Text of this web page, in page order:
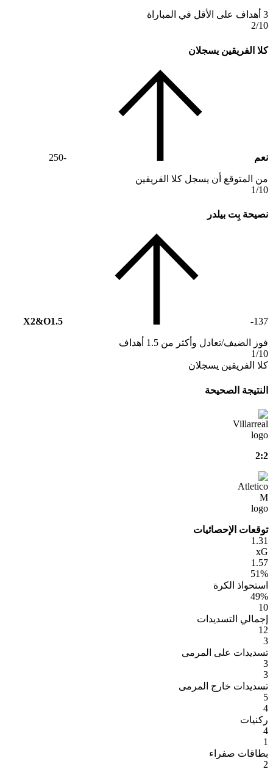
3 أهداف على الأقل في المباراة
2/10
كلا الفريقين يسجلان
نعم -250
من المتوقع أن يسجل كلا الفريقين
1/10
نصيحة بِت بيلدر
X2&O1.5 -137
فوز الضيف/تعادل وأكثر من 1.5 أهداف
1/10
كلا الفريقين يسجلان
النتيجة الصحيحة
2:2
توقعات الإحصائيات
1.31
xG
1.57
51%
استحواذ الكرة
49%
10
إجمالي التسديدات
12
3
تسديدات على المرمى
3
3
تسديدات خارج المرمى
5
4
ركنيات
4
1
بطاقات صفراء
2